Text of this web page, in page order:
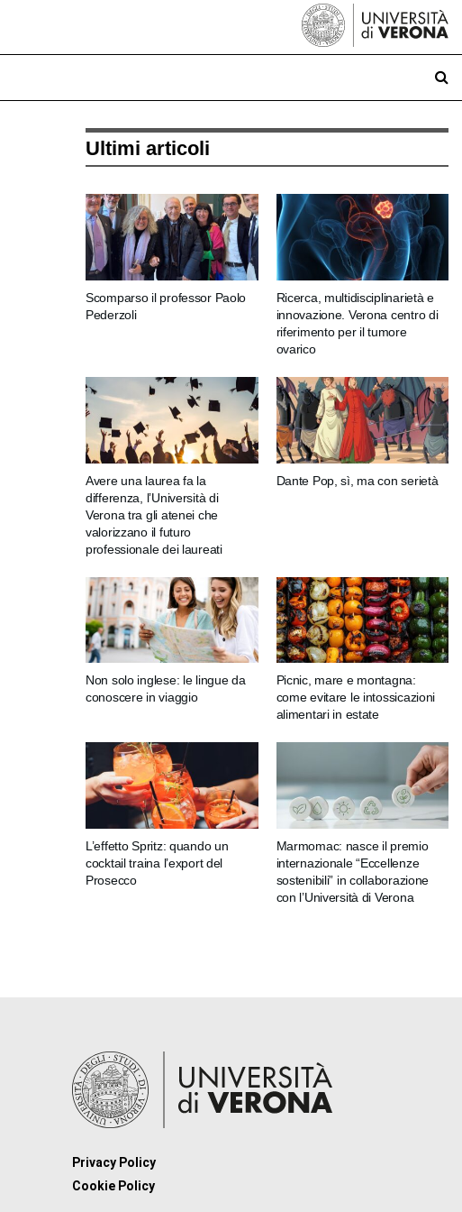
Ultimi articoli
Scomparso il professor Paolo
Pederzoli
Ricerca, multidisciplinarietà e
innovazione. Verona centro di
riferimento per il tumore
ovarico
Avere una laurea fa la
differenza, l’Università di
Verona tra gli atenei che
valorizzano il futuro
professionale dei laureati
Dante Pop, sì, ma con serietà
Non solo inglese: le lingue da
conoscere in viaggio
Picnic, mare e montagna:
come evitare le intossicazioni
alimentari in estate
L’effetto Spritz: quando un
cocktail traina l’export del
Prosecco
Marmomac: nasce il premio
internazionale “Eccellenze
sostenibili” in collaborazione
con l’Università di Verona
Privacy Policy
Cookie Policy